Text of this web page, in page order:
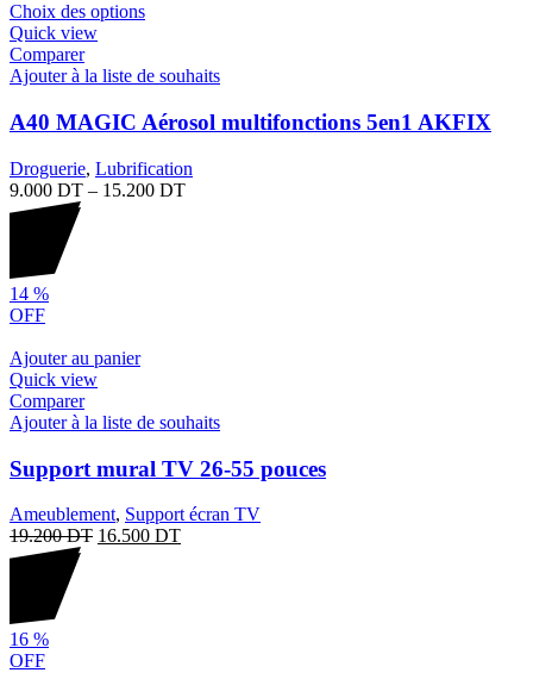
Choix des options
Quick view
Comparer
Ajouter à la liste de souhaits
A40 MAGIC Aérosol multifonctions 5en1 AKFIX
Droguerie, Lubrification
9.000 DT – 15.200 DT
14 %
OFF
Ajouter au panier
Quick view
Comparer
Ajouter à la liste de souhaits
Support mural TV 26-55 pouces
Ameublement, Support écran TV
19.200DT 16.500 DT
16 %
OFF